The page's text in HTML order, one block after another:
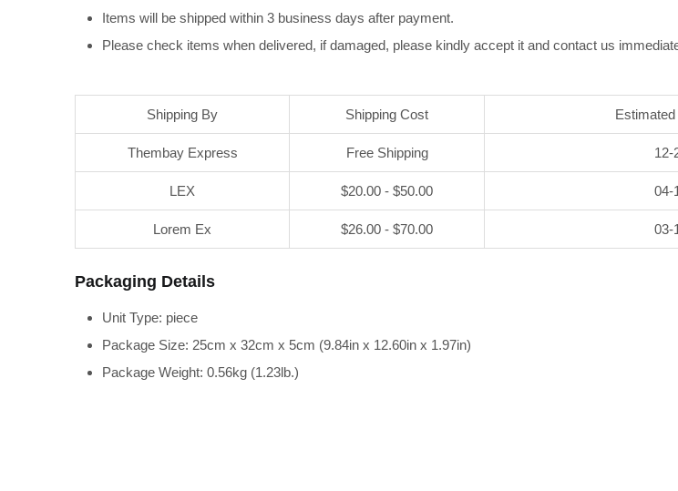
Items will be shipped within 3 business days after payment.
Please check items when delivered, if damaged, please kindly accept it and contact us
Shipping By Shipping Cost
Thembay Express Free Shipping 12-
LEX $20.00 - $50.00 04-
Lorem Ex $26.00 - $70.00 03-
Packaging Details
Unit Type: piece
Package Size: 25cm x 32cm x 5cm (9.84in x 12.60in x 1.97in)
Package Weight: 0.56kg (1.23lb.)